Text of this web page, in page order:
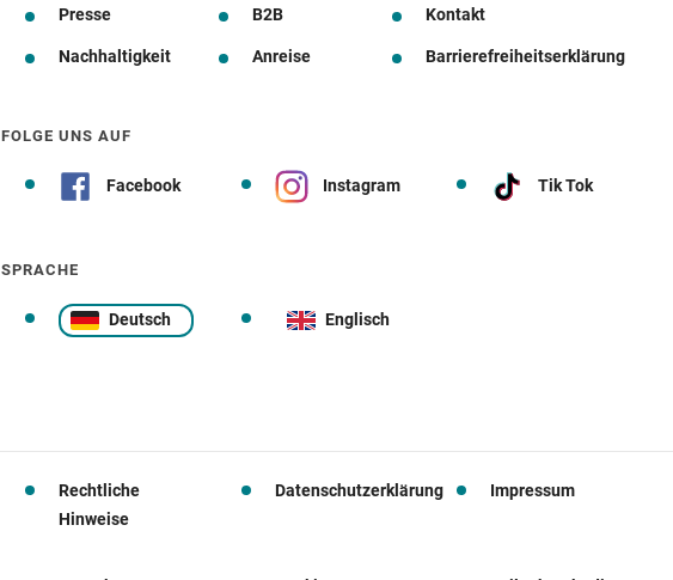
Presse B2B Kontakt
Nachhaltigkeit Anreise Barrierefreiheitserklärung
FOLGE UNS AUF
Facebook Instagram Tik Tok
SPRACHE
Deutsch Englisch
Rechtliche
Hinweise
Datenschutzerklärung Impressum